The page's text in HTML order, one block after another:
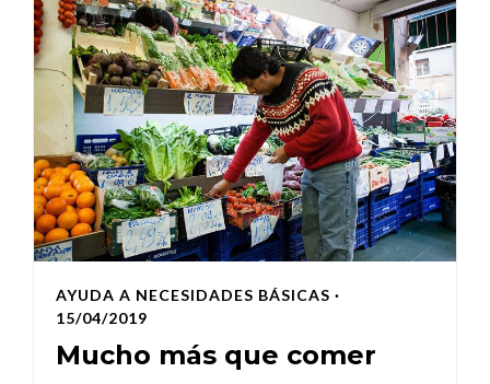
AYUDA A NECESIDADES BÁSICAS ·
15/04/2019
Mucho más que comer